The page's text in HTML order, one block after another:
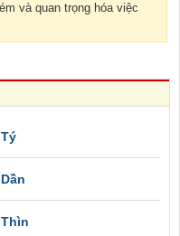
và quan trọng hóa việc